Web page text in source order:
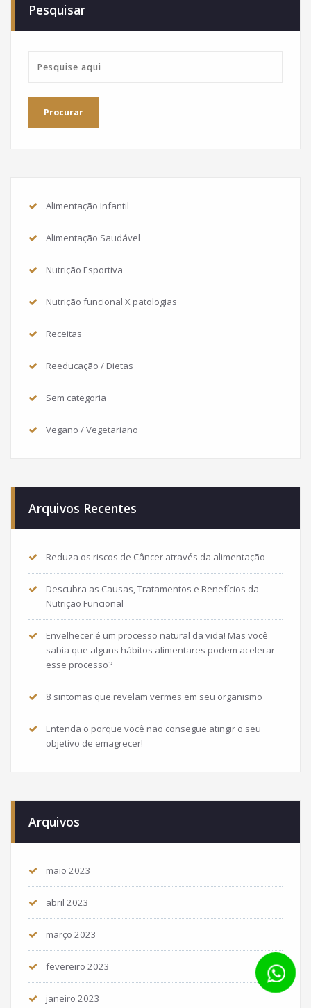
posts
Pesquisar
Alimentação Infantil
Alimentação Saudável
Nutrição Esportiva
Nutrição funcional X patologias
Receitas
Reeducação / Dietas
Sem categoria
Vegano / Vegetariano
Arquivos Recentes
Reduza os riscos de Câncer através da alimentação
Descubra as Causas, Tratamentos e Benefícios da
Nutrição Funcional
Envelhecer é um processo natural da vida! Mas você
sabia que alguns hábitos alimentares podem acelerar
esse processo?
8 sintomas que revelam vermes em seu organismo
Entenda o porque você não consegue atingir o seu
objetivo de emagrecer!
Arquivos
maio 2023
abril 2023
março 2023
fevereiro 2023
janeiro 2023